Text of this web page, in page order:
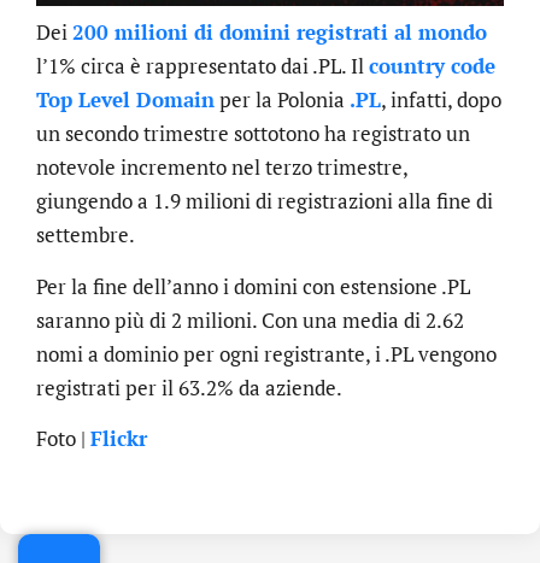
Dei200 milioni di domini registrati al mondo
l’1% circa è rappresentato dai .PL. Ilcountry code
Top Level Domainper la Polonia .PL, infatti, dopo
un secondo trimestre sottotono ha registrato un
notevole incremento nel terzo trimestre,
giungendo a 1.9 milioni di registrazioni alla fine di
settembre.
Per la fine dell’anno i domini con estensione .PL
saranno più di 2 milioni. Con una media di 2.62
nomi a dominio per ogni registrante, i .PL vengono
registrati per il 63.2% da aziende.
Foto | Flickr
.online